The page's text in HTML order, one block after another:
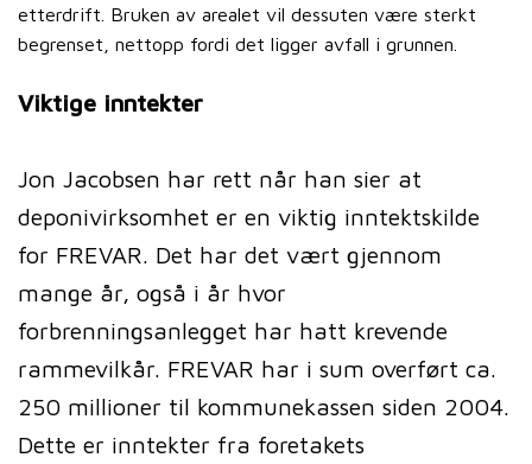
etterdrift. Bruken av arealet vil dessuten være sterkt
begrenset, nettopp fordi det ligger avfall i grunnen.
Viktige inntekter
Jon Jacobsen har rett når han sier at
deponivirksomhet er en viktig inntektskilde
for FREVAR. Det har det vært gjennom
mange år, også i år hvor
forbrenningsanlegget har hatt krevende
rammevilkår. FREVAR har i sum overført ca.
250 millioner til kommunekassen siden 2004.
Dette er inntekter fra foretakets